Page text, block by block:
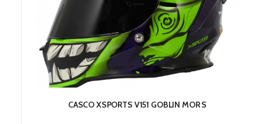
CASCO XSPORTS V151 GOBLIN MOR S